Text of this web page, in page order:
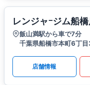
レンジャｰジム船
飯山満駅から車で7分
千葉県船橋市本町6丁
店舗情報